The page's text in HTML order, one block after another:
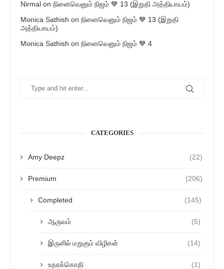
Nirmal on நினைவெனும் நிஜம் 💙 13 (இறுதி அத்தியாயம்)
Monica Sathish on நினைவெனும் நிஜம் 💙 13 (இறுதி
அத்தியாயம்)
Monica Sathish on நினைவெனும் நிஜம் 💙 4
CATEGORIES
Amy Deepz (22)
Premium (206)
Completed (145)
ஆருவம் (5)
இருளில் மறுகும் விழிகள் (14)
உதரக்கொதி (1)